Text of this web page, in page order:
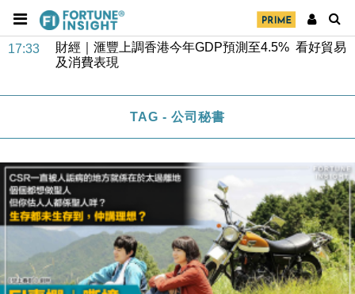
17:33
財經｜滙豐上調香港今年GDP預測至4.5% 看好貿易
及消費表現
本地｜假冒內地執法人員要求交「保證金」 43歲女子
財經｜恒隆10月換帥 玩具「反」斗城亞洲CEO蔡德
15:11
財經｜韓股反覆波動收跌 連挫7周創逾3年最長跌勢
13:44
財經｜內地7月美元計價出口增近24%勝預期 貿易順
差達1125億美元
12:44
財經｜日本春季三度入市撐日圓 4月單日斥6.28萬億
日圓干預創新高
TAG - 公司秘書